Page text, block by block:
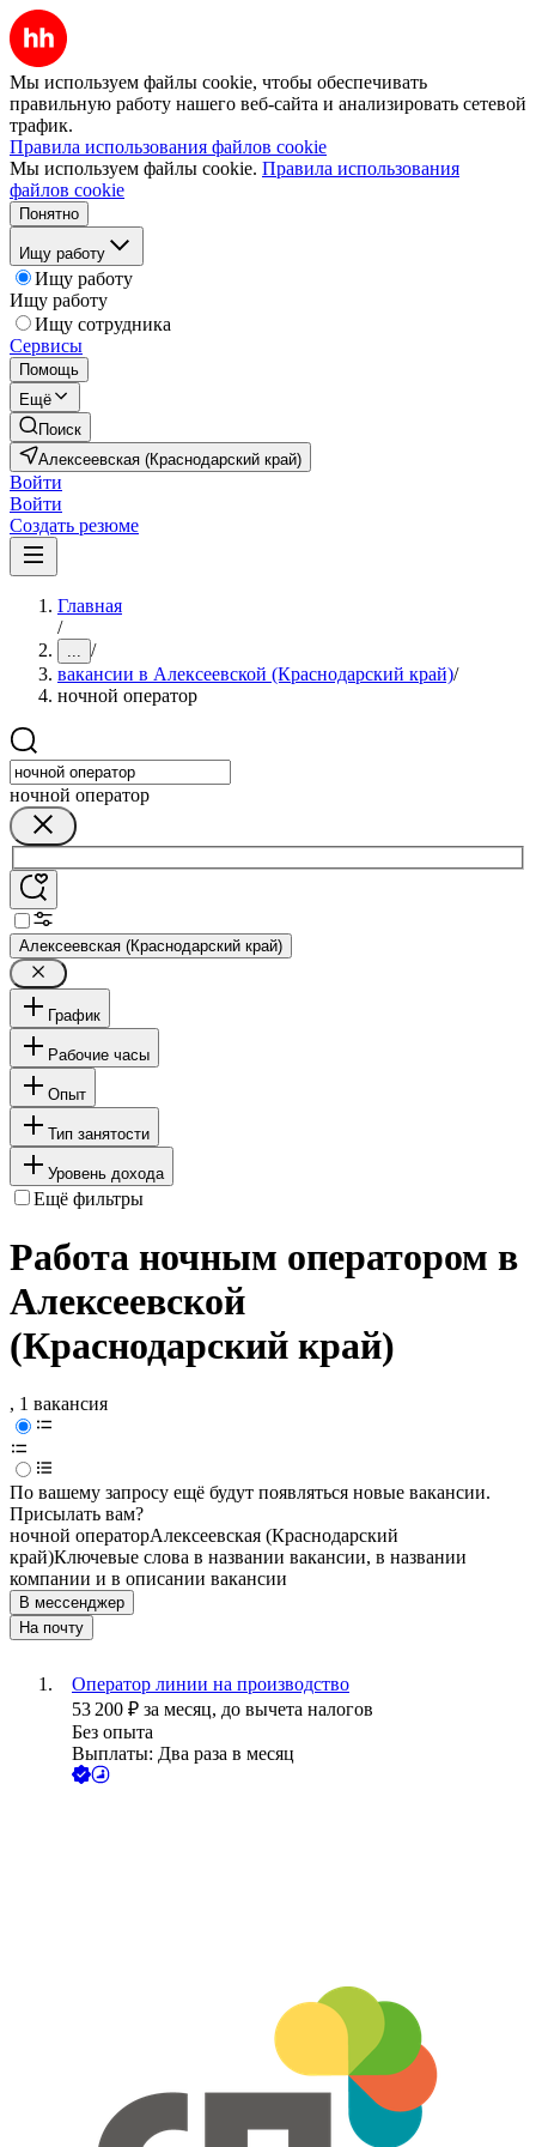
Мы используем файлы cookie, чтобы обеспечивать
правильную работу нашего веб-сайта и анализировать сетевой
трафик.
Правила использования файлов cookie
Мы используем файлы cookie. Правила использования
файлов cookie
Понятно
Ищу работу
Ищу работу
Ищу работу
Ищу сотрудника
Сервисы
Помощь
Ещё
Поиск
Алексеевская (Краснодарский край)
Войти
Войти
Создать резюме
Главная
/
... /
вакансии в Алексеевской (Краснодарский край)/
ночной оператор
ночной оператор
Алексеевская (Краснодарский край)
График
Рабочие часы
Опыт
Тип занятости
Уровень дохода
Ещё фильтры
Работа ночным оператором в
Алексеевской
(Краснодарский край)
, 1 вакансия
По вашему запросу ещё будут появляться новые вакансии.
Присылать вам?
ночной операторАлексеевская (Краснодарский
край)Ключевые слова в названии вакансии, в названии
компании и в описании вакансии
В мессенджер
На почту
Оператор линии на производство
53 200 ₽ за месяц, до вычета налогов
Без опыта
Выплаты: Два раза в месяц